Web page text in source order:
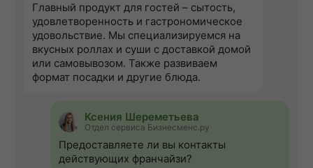
Главный продукт для гостей – сытость,
удовлетворенность и гастрономическое
удовольствие. Мы специализируемся на
вкусных роллах и суши с доставкой домой
или самовывозом. Также развиваем
формат посадки и другие блюда.
Ксения Шереметьева
Отдел сервиса Бизнесменс.ру
Предоставляете ли вы контакты
действующих франчайзи?